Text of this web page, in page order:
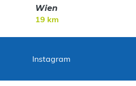
Wien
19 km
Instagram